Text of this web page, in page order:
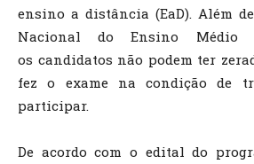
ensino a distância (EaD). Além
Nacional do Ensino Médio
os candidatos não podem ter
fez o exame na condição de
participar.
De acordo com o edital do